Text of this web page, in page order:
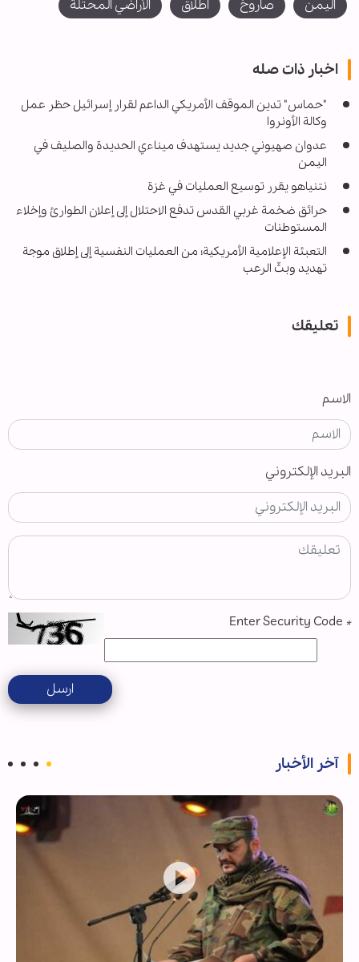
اليمن صاروخ اطلاق الأراضي المحتلة
اخبار ذات صله
"حماس" تدين الموقف الأمريكي الداعم لقرار إسرائيل حظر عمل
وكالة الأونروا
عدوان صهيوني جديد يستهدف ميناءي الحديدة والصليف في
اليمن
نتنياهو يقرر توسيع العمليات في غزة
حرائق ضخمة غربي القدس تدفع الاحتلال إلى إعلان الطوارئ وإخلاء
المستوطنات
التعبئة الإعلامية الأمريكية؛ من العمليات النفسية إلى إطلاق موجة
تهديد وبثّ الرعب
تعليقك
الاسم
البريد الإلكتروني
*
ارسل
آخر الأخبار